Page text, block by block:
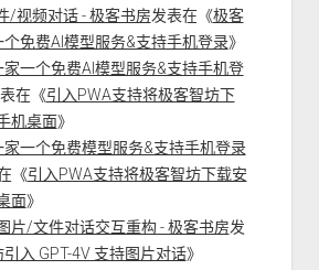
/视频对话 - 极客书房发表在《极客
免费AI模型服务&支持手机登录》
一个免费AI模型服务&支持手机登
在《引入PWA支持将极客智坊下
机桌面》
一个免费模型服务&支持手机登录
《引入PWA支持将极客智坊下载安
面》
片/文件对话交互重构 - 极客书房发
入 GPT-4V 支持图片对话》